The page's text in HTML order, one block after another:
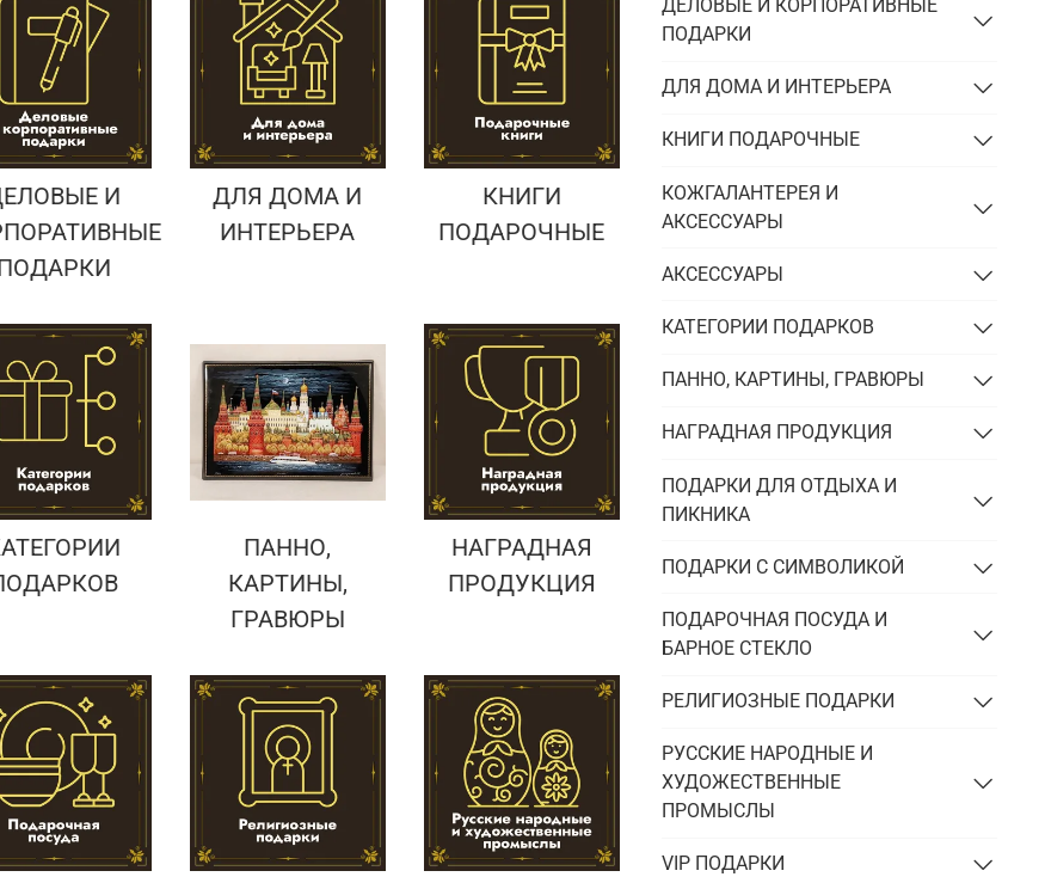
страховщику
Подарки строителю
Подарки учителю
Подарки энергетику
Подарки юристу
И
ДЛЯ ДОМА И
ИНТЕРЬЕРА
КНИГИ
ПОДАРОЧНЫЕ
ПАННО,
КАРТИНЫ,
ГРАВЮРЫ
НАГРАДНАЯ
ПРОДУКЦИЯ
ДЕЛОВЫЕ И КОРПОРАТИВНЫЕ
ПОДАРКИ
ДЛЯ ДОМА И ИНТЕРЬЕРА
КНИГИ ПОДАРОЧНЫЕ
КОЖГАЛАНТЕРЕЯ И
АКСЕССУАРЫ
АКСЕССУАРЫ
КАТЕГОРИИ ПОДАРКОВ
ПАННО, КАРТИНЫ, ГРАВЮРЫ
НАГРАДНАЯ ПРОДУКЦИЯ
ПОДАРКИ ДЛЯ ОТДЫХА И
ПИКНИКА
ПОДАРКИ С СИМВОЛИКОЙ
ПОДАРОЧНАЯ ПОСУДА И
БАРНОЕ СТЕКЛО
РЕЛИГИОЗНЫЕ ПОДАРКИ
РУССКИЕ НАРОДНЫЕ И
ХУДОЖЕСТВЕННЫЕ
ПРОМЫСЛЫ
VIP ПОДАРКИ